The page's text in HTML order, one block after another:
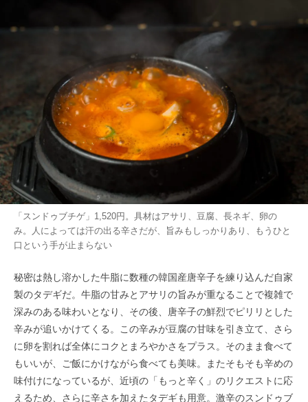
「スンドゥブチゲ」1,520円。具材はアサリ、豆腐、長ネギ、卵の
み。人によっては汗の出る辛さだが、旨みもしっかりあり、もうひと
口という手が止まらない
秘密は熱し溶かした牛脂に数種の韓国産唐辛子を練り込んだ自家
製のタデギだ。牛脂の甘みとアサリの旨みが重なることで複雑で
深みのある味わいとなり、その後、唐辛子の鮮烈でピリリとした
辛みが追いかけてくる。この辛みが豆腐の甘味を引き立て、さら
に卵を割れば全体にコクとまろやかさをプラス。そのまま食べて
もいいが、ご飯にかけながら食べても美味。またそもそも辛めの
味付けになっているが、近頃の「もっと辛く」のリクエストに応
えるため、さらに辛さを加えたタデギも用意。激辛のスンドゥブ